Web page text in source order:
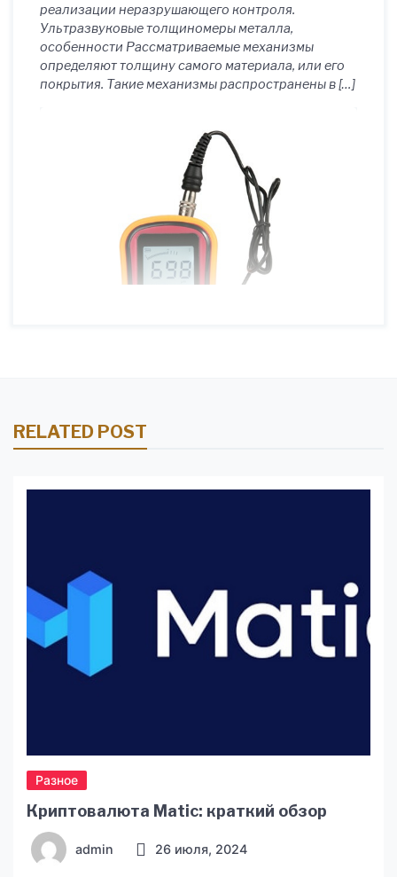
реализации неразрушающего контроля.
Ультразвуковые толщиномеры металла,
особенности Рассматриваемые механизмы
определяют толщину самого материала, или его
покрытия. Такие механизмы распространены в […]
RELATED POST
Разное
Криптовалюта Matic: краткий обзор
admin 26 июля, 2024